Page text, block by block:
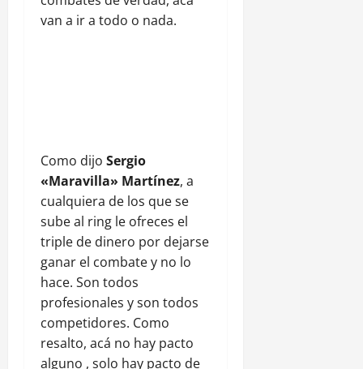
van a ir a todo o nada.
Como dijo Sergio
«Maravilla» Martínez, a
cualquiera de los que se
sube al ring le ofreces el
triple de dinero por dejarse
ganar el combate y no lo
hace. Son todos
profesionales y son todos
competidores. Como
resalto, acá no hay pacto
alguno , solo hay pacto de